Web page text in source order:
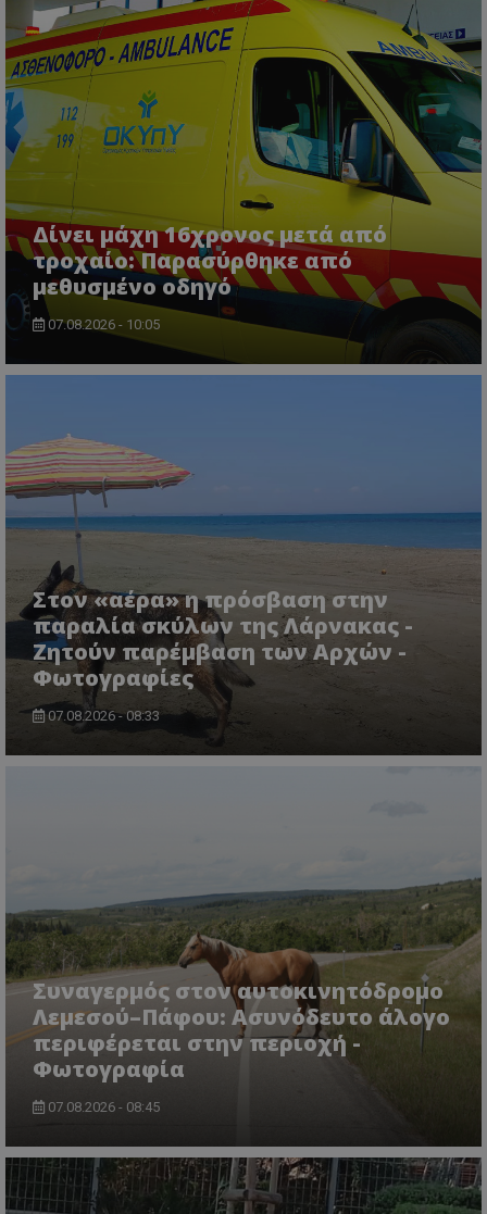
Δίνει μάχη 16χρονος μετά από
τροχαίο: Παρασύρθηκε από
μεθυσμένο οδηγό
07.08.2026 - 10:05
Στον «αέρα» η πρόσβαση στην
παραλία σκύλων της Λάρνακας -
Ζητούν παρέμβαση των Αρχών -
Φωτογραφίες
07.08.2026 - 08:33
Συναγερμός στον αυτοκινητόδρομο
Λεμεσού–Πάφου: Ασυνόδευτο άλογο
περιφέρεται στην περιοχή -
Φωτογραφία
07.08.2026 - 08:45